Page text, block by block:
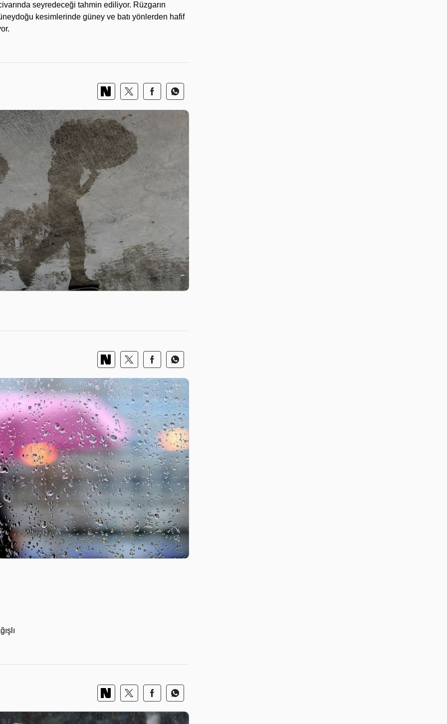
seyredeceği tahmin ediliyor. Rüzgarın
kesimlerinde güney ve batı yönlerden hafif